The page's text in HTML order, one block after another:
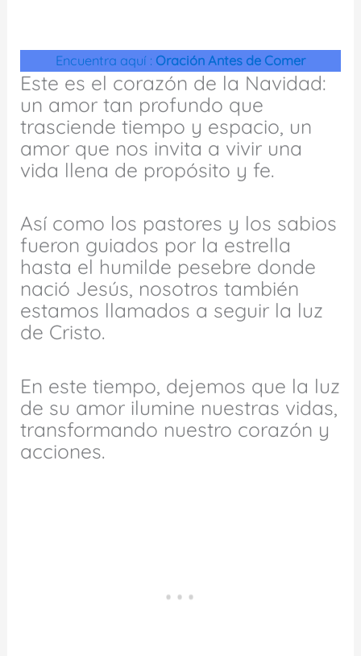
Encuentra aquí : Oración Antes de Comer
Este es el corazón de la Navidad:
un amor tan profundo que
trasciende tiempo y espacio, un
amor que nos invita a vivir una
vida llena de propósito y fe.
Así como los pastores y los sabios
fueron guiados por la estrella
hasta el humilde pesebre donde
nació Jesús, nosotros también
estamos llamados a seguir la luz
de Cristo.
En este tiempo, dejemos que la luz
de su amor ilumine nuestras vidas,
transformando nuestro corazón y
acciones.